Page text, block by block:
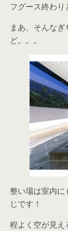
フグース終わり
まあ、そんな
ど。。。
整い場は室内
じです！
程よく空が見え